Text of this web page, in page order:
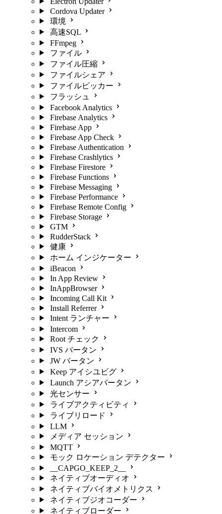
Cordova Updater
環境
高速SQL
FFmpeg
ファイル
ファイル圧縮
ファイルシェア
ファイルピッカー
フラッシュ
Facebook Analytics
Firebase Analytics
Firebase App
Firebase App Check
Firebase Authentication
Firebase Crashlytics
Firebase Firestore
Firebase Functions
Firebase Messaging
Firebase Performance
Firebase Remote Config
Firebase Storage
GTM
RudderStack
健康
ホーム インジケーター
iBeacon
In App Review
InAppBrowser
Incoming Call Kit
Install Referrer
Intent ランチャー
Intercom
Root チェック
IVS バータン
JW バータン
Keep アイシユビグ
Launch アシアバータン
光センサー
ライブアクティビティ
ライブリロード
LLM
メディア セッション
MQTT
モック ロケーション デテクター
__CAPGO_KEEP_2__
ネイティブオーディオ
ネイティブバイオメトリクス
ネイティブジオコーダー
ネイティブローダー